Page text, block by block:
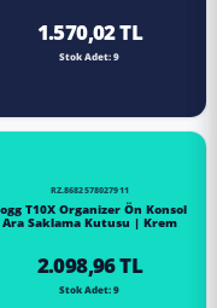
1.570,02 TL
Stok Adet: 9
RZ.8682578027911
T10X Organizer Ön Konsol
Ara Saklama Kutusu | Krem
2.098,96 TL
Stok Adet: 9